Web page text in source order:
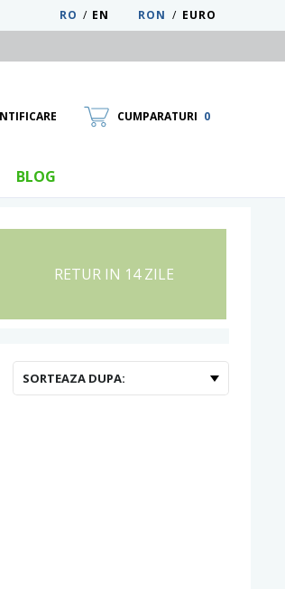
RON / EURO
EN
/
RO
NOU
PAROLA
CUMPARATURI 0
BLOG
RETUR IN 14 ZILE
SORTEAZA DUPA: